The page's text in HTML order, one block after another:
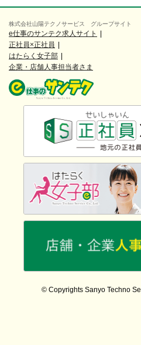
株式会社山陽テクノサービス グループサイト
e仕事のサンテク求人サイト
正社員×正社員
はたらく女子部
企業・店舗人事担当者さま
© Copyrights Sanyo Techno